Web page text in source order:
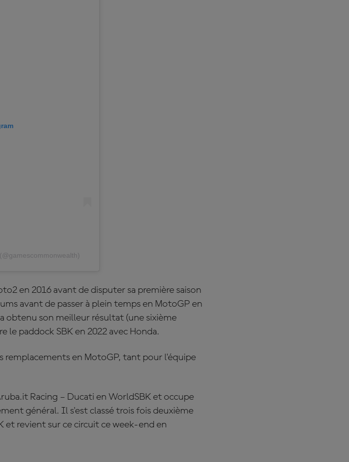
en 2016 avant de disputer sa première saison
avant de passer à plein temps en MotoGP en
obtenu son meilleur résultat (une sixième
le paddock SBK en 2022 avec Honda.
remplacements en MotoGP, tant pour l'équipe
Racing – Ducati en WorldSBK et occupe
général. Il s'est classé trois fois deuxième
et revient sur ce circuit ce week-end en